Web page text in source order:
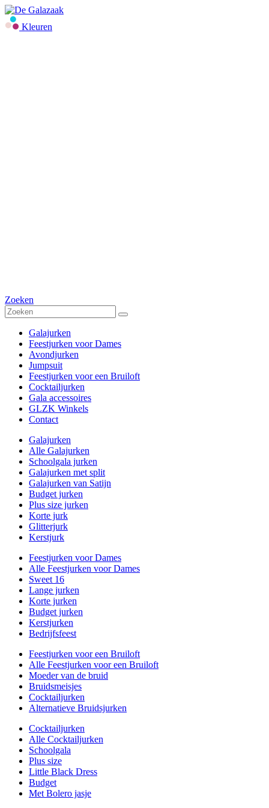
Kleuren
Zoeken
Galajurken
Feestjurken voor Dames
Avondjurken
Jumpsuit
Feestjurken voor een Bruiloft
Cocktailjurken
Gala accessoires
GLZK Winkels
Contact
Galajurken
Alle Galajurken
Schoolgala jurken
Galajurken met split
Galajurken van Satijn
Budget jurken
Plus size jurken
Korte jurk
Glitterjurk
Kerstjurk
Feestjurken voor Dames
Alle Feestjurken voor Dames
Sweet 16
Lange jurken
Korte jurken
Budget jurken
Kerstjurken
Bedrijfsfeest
Feestjurken voor een Bruiloft
Alle Feestjurken voor een Bruiloft
Moeder van de bruid
Bruidsmeisjes
Cocktailjurken
Alternatieve Bruidsjurken
Cocktailjurken
Alle Cocktailjurken
Schoolgala
Plus size
Little Black Dress
Budget
Met Bolero jasje